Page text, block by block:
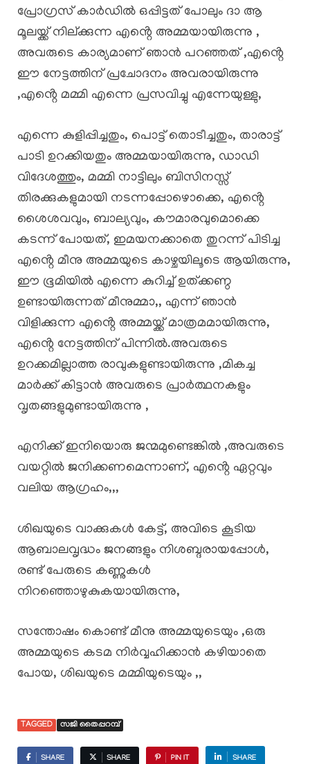
പ്രോഗ്രസ് കാർഡിൽ ഒപ്പിട്ടത് പോലും ദാ ആ
മൂലയ്ക്ക് നില്ക്കുന്ന എൻ്റെ അമ്മയായിരുന്നു ,
അവരുടെ കാര്യമാണ് ഞാൻ പറഞ്ഞത് ,എൻ്റെ
ഈ നേട്ടത്തിന് പ്രചോദനം അവരായിരുന്നു
,എൻ്റെ മമ്മി എന്നെ പ്രസവിച്ചു എന്നേയുള്ളു,
എന്നെ കുളിപ്പിച്ചതും, പൊട്ട് തൊടീച്ചതും, താരാട്ട്
പാടി ഉറക്കിയതും അമ്മയായിരുന്നു, ഡാഡി
വിദേശത്തും, മമ്മി നാട്ടിലും ബിസിനസ്സ്
തിരക്കുകളുമായി നടന്നപ്പോഴൊക്കെ, എൻ്റെ
ശൈശവവും, ബാല്യവും, കൗമാരവുമൊക്കെ
കടന്ന് പോയത്, ഇമയനക്കാതെ തുറന്ന് പിടിച്ച
എൻ്റെ മീനു അമ്മയുടെ കാഴ്ചയിലൂടെ ആയിരുന്നു,
ഈ ഭൂമിയിൽ എന്നെ കുറിച്ച് ഉത്ക്കണ്ഠ
ഉണ്ടായിരുന്നത് മീനുമ്മാ,, എന്ന് ഞാൻ
വിളിക്കുന്ന എൻ്റെ അമ്മയ്ക്ക് മാത്രമമായിരുന്നു,
എൻ്റെ നേട്ടത്തിന് പിന്നിൽ.അവരുടെ
ഉറക്കമില്ലാത്ത രാവുകളുണ്ടായിരുന്നു ,മികച്ച
മാർക്ക് കിട്ടാൻ അവരുടെ പ്രാർത്ഥനകളും
വൃതങ്ങളുമുണ്ടായിരുന്നു ,
എനിക്ക് ഇനിയൊരു ജന്മമുണ്ടെങ്കിൽ ,അവരുടെ
വയറ്റിൽ ജനിക്കണമെന്നാണ്, എൻ്റെ ഏറ്റവും
വലിയ ആഗ്രഹം,,,
ശിഖയുടെ വാക്കുകൾ കേട്ട്, അവിടെ കൂടിയ
ആബാലവൃദ്ധം ജനങ്ങളും നിശബ്ദരായപ്പോൾ,
രണ്ട് പേരുടെ കണ്ണുകൾ
നിറഞ്ഞൊഴുകുകയായിരുന്നു,
സന്തോഷം കൊണ്ട് മീനു അമ്മയുടെയും ,ഒരു
അമ്മയുടെ കടമ നിർവ്വഹിക്കാൻ കഴിയാതെ
പോയ, ശിഖയുടെ മമ്മിയുടെയും ,,
TAGGED സജി തൈപ്പറമ്പ്
SHARE SHARE PIN IT SHARE